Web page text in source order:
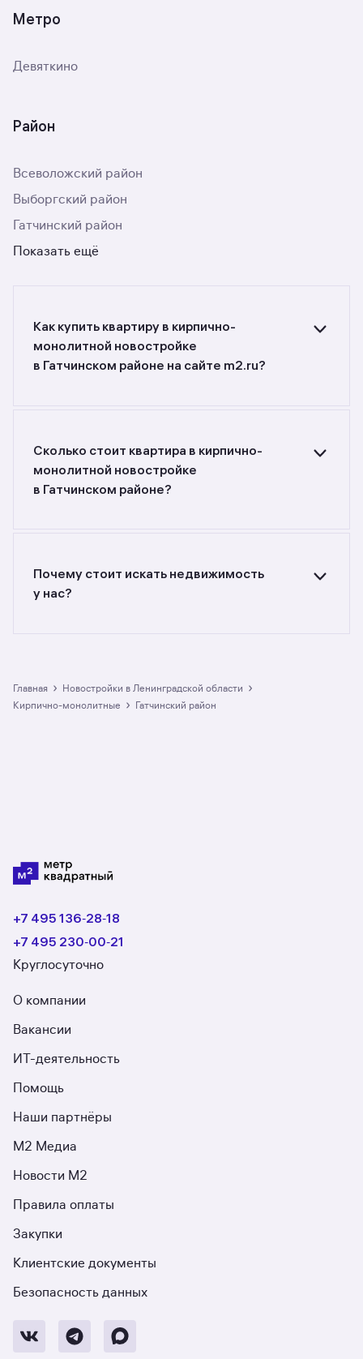
Метро
Девяткино
Район
Всеволожский район
Выборгский район
Гатчинский район
Показать ещё
Как купить квартиру в кирпично-
монолитной новостройке
в Гатчинском районе на сайте m2.ru?
фильтрами или поиском в разделе.
Сколько стоит квартира в кирпично-
монолитной новостройке
в Гатчинском районе?
до кв. м., цена квадратного метра — от
до руб.
Почему стоит искать недвижимость
у нас?
в Гатчинском районе: в разделе размещено
2 ЖК. Гарантия сделки: вернём полную
Главная › Новостройки в Ленинградской области ›
кирпично-монолитные › Гатчинский район
+7 495 136‑28‑18
+7 495 230‑00‑21
Круглосуточно
О компании
Вакансии
ИТ-деятельность
Помощь
Наши партнёры
М2 Медиа
Новости М2
Правила оплаты
Закупки
Клиентские документы
Безопасность данных